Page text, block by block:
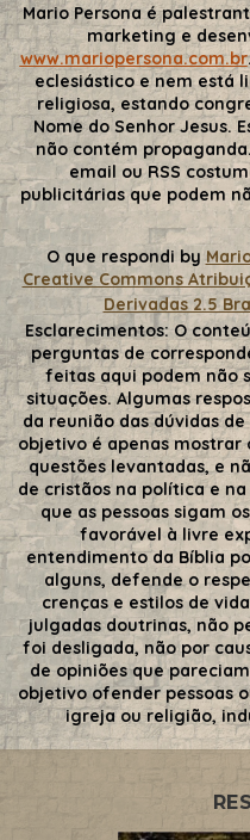
Mario Persona é
marketing e
www.mariopersona.com.br
eclesiástico e nem está
religiosa, estando
Nome do Senhor Jesus.
não contém
email ou RSS
publicitárias que podem
O que respondi by
Creative Commons
Derivadas 2.5
Esclarecimentos:O
perguntas de
feitas aqui podem não
situações. Algumas
da reunião das dúvidas
objetivo é apenas mostrar
questões levantadas, e
de cristãos na política e
que as pessoas sigam
favorável à livre
entendimento da Bíblia
alguns, defende o
crenças e estilos de
julgadas doutrinas, não
foi desligada, não por
de opiniões que
objetivo ofender pessoas
igreja ou religião,